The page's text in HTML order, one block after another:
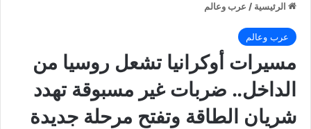
الرئيسية / عرب وعالم
عرب وعالم
مسيرات أوكرانيا تشعل روسيا من
الداخل.. ضربات غير مسبوقة تهدد
شريان الطاقة وتفتح مرحلة جديدة